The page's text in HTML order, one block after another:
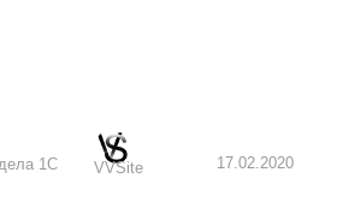
1С VVSite 17.02.2020